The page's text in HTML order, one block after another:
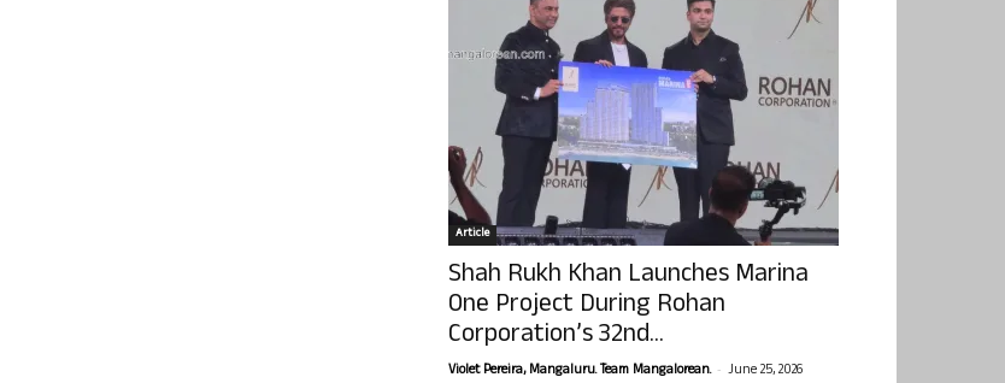
Article
Shah Rukh Khan Launches Marina
One Project During Rohan
Corporation’s 32nd...
Violet Pereira, Mangaluru. Team Mangalorean. - June 25, 2026